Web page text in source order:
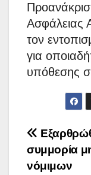
Ασφάλειας
τον
για
υπόθεσης
συμμορία
νόμιμων